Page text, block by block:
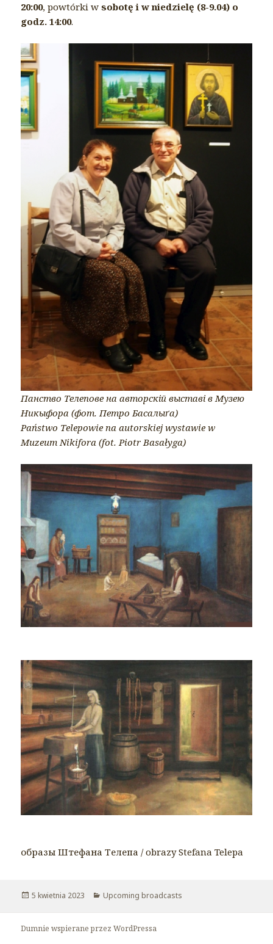
20:00, powtórki wsobotę i w niedzielę (8-9.04) o
godz. 14:00.
Панство Телепове на авторскій выставі в Музею
Никыфора (фот. Петро Басалыґа)
Państwo Telepowie na autorskiej wystawie w
Muzeum Nikifora (fot. Piotr Basałyga)
образы Штефана Телепа / obrazy Stefana Telepa
Opublikowano
5 kwietnia 2023 Kategorie
Upcoming broadcasts
Dumnie wspierane przez WordPressa